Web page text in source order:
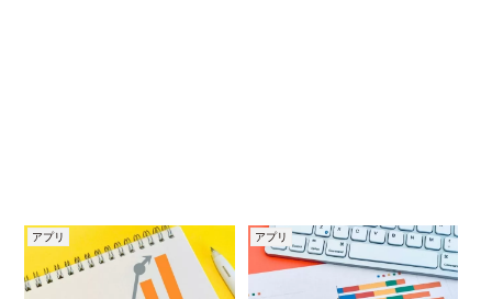
アプリ アプリ